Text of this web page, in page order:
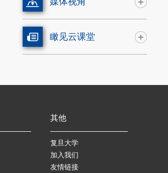
瞰见云课堂
其他
复旦大学
加入我们
友情链接